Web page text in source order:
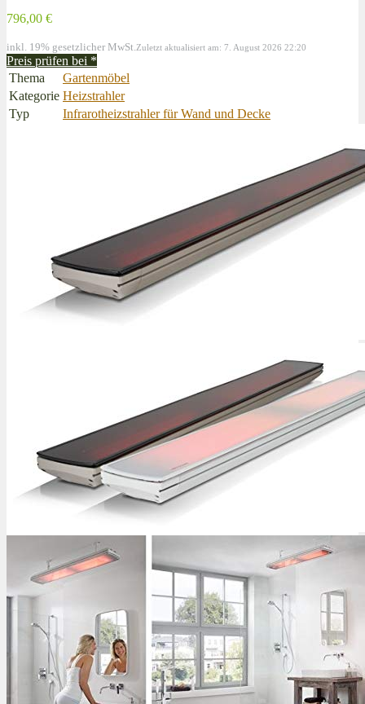
796,00 €
inkl. 19% gesetzlicher MwSt. Zuletzt aktualisiert am: 7. August 2026 22:20
Preis prüfen bei *
Thema
Gartenmöbel
Kategorie Heizstrahler
Typ
Infrarotheizstrahler für Wand und Decke